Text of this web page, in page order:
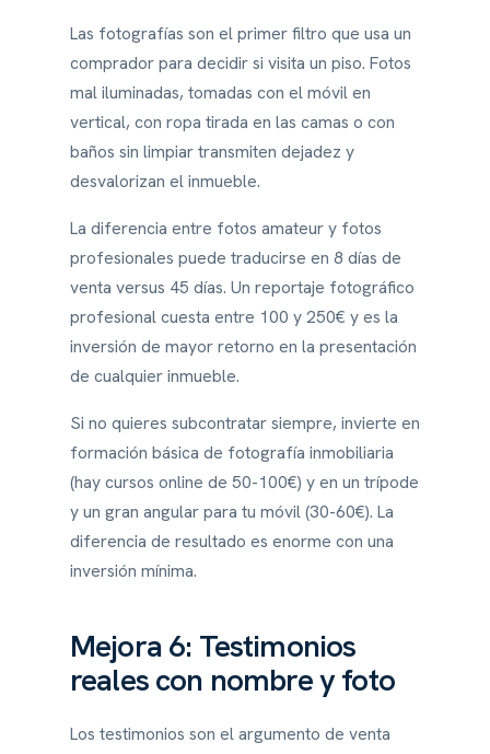
Las fotografías son el primer filtro que usa un
comprador para decidir si visita un piso. Fotos
mal iluminadas, tomadas con el móvil en
vertical, con ropa tirada en las camas o con
baños sin limpiar transmiten dejadez y
desvalorizan el inmueble.
La diferencia entre fotos amateur y fotos
profesionales puede traducirse en 8 días de
venta versus 45 días. Un reportaje fotográfico
profesional cuesta entre 100 y 250€ y es la
inversión de mayor retorno en la presentación
de cualquier inmueble.
Si no quieres subcontratar siempre, invierte en
formación básica de fotografía inmobiliaria
(hay cursos online de 50-100€) y en un trípode
y un gran angular para tu móvil (30-60€). La
diferencia de resultado es enorme con una
inversión mínima.
Mejora 6: Testimonios
reales con nombre y foto
Los testimonios son el argumento de venta